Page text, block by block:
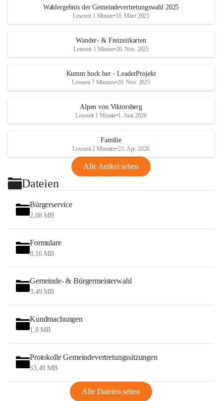
Wahlergebnis der Gemeindevertretungswahl 2025
Lesezeit 1 Minute•16. März 2025
Wander- & Freizeitkarten
Lesezeit 1 Minute•20. Nov. 2025
Kumm hock her - LeaderProjekt
Lesezeit 7 Minuten•20. Nov. 2025
Alpen von Viktorsberg
Lesezeit 1 Minute•1. Juni 2026
Familie
Lesezeit 2 Minuten•23. Apr. 2026
Alle Artikel sehen
Dateien
Bürgerservice
2,08 MB
Formulare
8,16 MB
Gemeinde- & Bürgermeisterwahl
3,49 MB
Kundmachungen
1,8 MB
Protokolle Gemeindevertretungssitzungen
63,49 MB
Alle Dateien sehen